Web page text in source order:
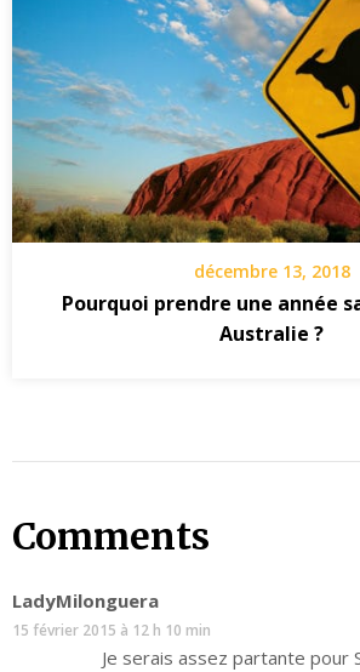
décembre 13, 2018
Pourquoi prendre une année
Australie ?
Comments
LadyMilonguera
15 février 2015 à 12 h 10 min
Je serais assez partante pour